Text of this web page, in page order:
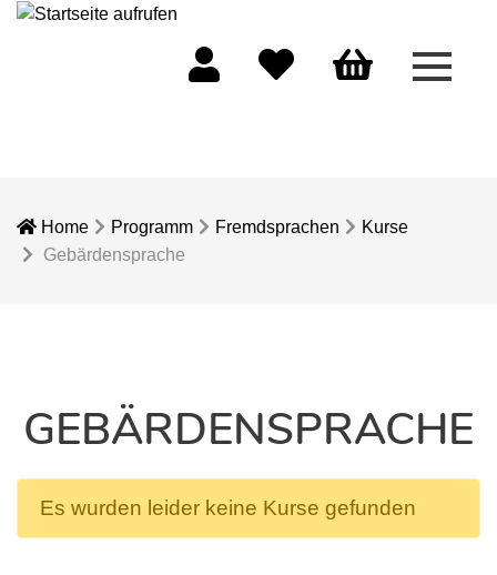
Menü
Home Programm Fremdsprachen
Kurse
Gebärdensprache
GEBÄRDENSPRACHE
Es wurden leider keine Kurse gefunden